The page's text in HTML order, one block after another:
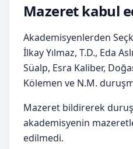
Mazeret kabul
Akademisyenlerden
İlkay Yılmaz, T.D., Eda
Süalp, Esra Kaliber,
Kölemen ve N.M.
Mazeret bildirerek
akademisyenin
edilmedi.